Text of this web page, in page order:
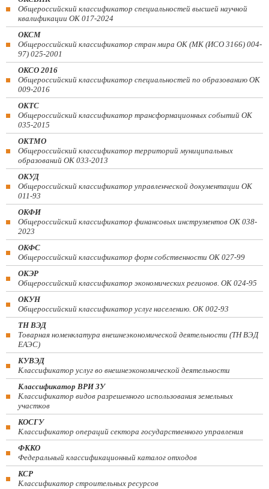
Общероссийский классификатор специальностей высшей научной
квалификации ОК 017-2024
ОКСМ
Общероссийский классификатор стран мира ОК (МК (ИСО 3166) 004-
97) 025-2001
ОКСО 2016
Общероссийский классификатор специальностей по образованию ОК
009-2016
ОКТС
Общероссийский классификатор трансформационных событий ОК
035-2015
ОКТМО
Общероссийский классификатор территорий муниципальных
образований ОК 033-2013
ОКУД
Общероссийский классификатор управленческой документации ОК
011-93
ОКФИ
Общероссийский классификатор финансовых инструментов OK 038-
2023
ОКФС
Общероссийский классификатор форм собственности ОК 027-99
ОКЭР
Общероссийский классификатор экономических регионов. ОК 024-95
ОКУН
Общероссийский классификатор услуг населению. ОК 002-93
ТН ВЭД
Товарная номенклатура внешнеэкономической деятельности (ТН ВЭД
ЕАЭС)
КУВЭД
Классификатор услуг во внешнеэкономической деятельности
Классификатор ВРИ ЗУ
Классификатор видов разрешенного использования земельных
участков
КОСГУ
Классификатор операций сектора государственного управления
ФККО
Федеральный классификационный каталог отходов
КСР
Классификатор строительных ресурсов